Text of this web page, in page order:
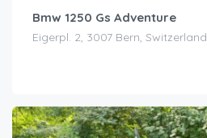
Bmw 1250 Gs Adventure
Eigerpl. 2, 3007 Bern, Switzerland